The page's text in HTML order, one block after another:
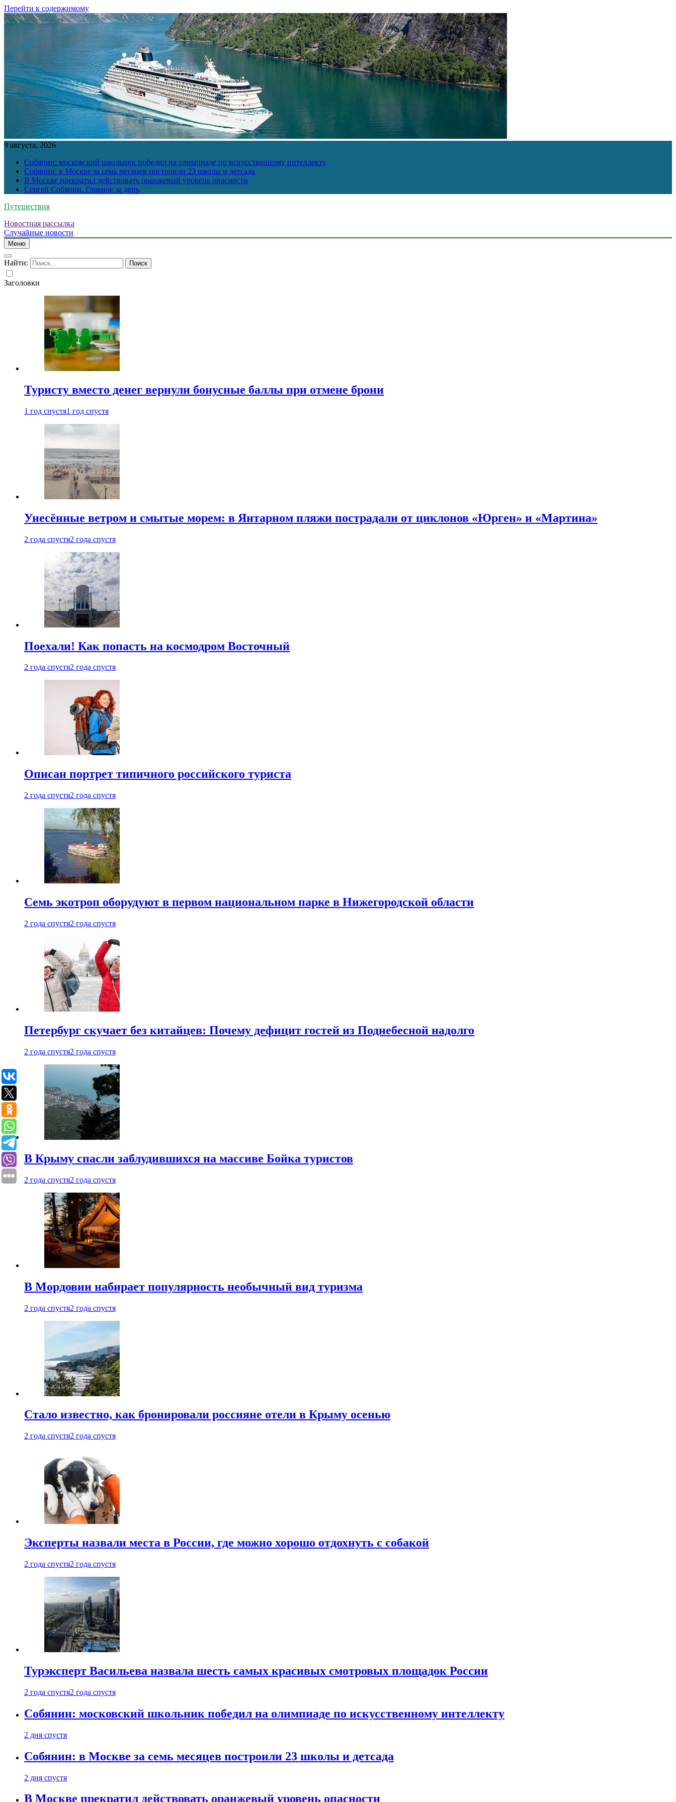
Перейти к содержимому
9 августа, 2026
Собянин: московский школьник победил на олимпиаде по искусственному интеллекту
Собянин: в Москве за семь месяцев построили 23 школы и детсада
В Москве прекратил действовать оранжевый уровень опасности
Сергей Собянин. Главное за день
Путешествия
Новостная рассылка
Случайные новости
Меню
Найти:
Заголовки
Туристу вместо денег вернули бонусные баллы при отмене брони
1 год спустя1 год спустя
Унесённые ветром и смытые морем: в Янтарном пляжи пострадали от циклонов «Юрген» и «Мартина»
2 года спустя2 года спустя
Поехали! Как попасть на космодром Восточный
2 года спустя2 года спустя
Описан портрет типичного российского туриста
2 года спустя2 года спустя
Семь экотроп оборудуют в первом национальном парке в Нижегородской области
2 года спустя2 года спустя
Петербург скучает без китайцев: Почему дефицит гостей из Поднебесной надолго
2 года спустя2 года спустя
В Крыму спасли заблудившихся на массиве Бойка туристов
2 года спустя2 года спустя
В Мордовии набирает популярность необычный вид туризма
2 года спустя2 года спустя
Стало известно, как бронировали россияне отели в Крыму осенью
2 года спустя2 года спустя
Эксперты назвали места в России, где можно хорошо отдохнуть с собакой
2 года спустя2 года спустя
Турэксперт Васильева назвала шесть самых красивых смотровых площадок России
2 года спустя2 года спустя
Собянин: московский школьник победил на олимпиаде по искусственному интеллекту
2 дня спустя
Собянин: в Москве за семь месяцев построили 23 школы и детсада
2 дня спустя
В Москве прекратил действовать оранжевый уровень опасности